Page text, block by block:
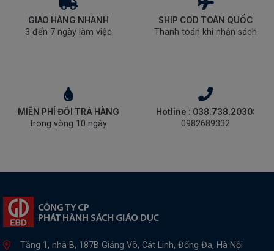
GIAO HÀNG NHANH
3 đến 7 ngày làm việc
SHIP COD TOÀN QUỐC
Thanh toán khi nhận sách
MIỄN PHÍ ĐỔI TRẢ HÀNG
trong vòng 10 ngày
Hotline : 038.738.2030:
0982689332
Tầng 1, nhà B, 187B Giảng Võ, Cát Linh, Đống Đa, Hà Nội